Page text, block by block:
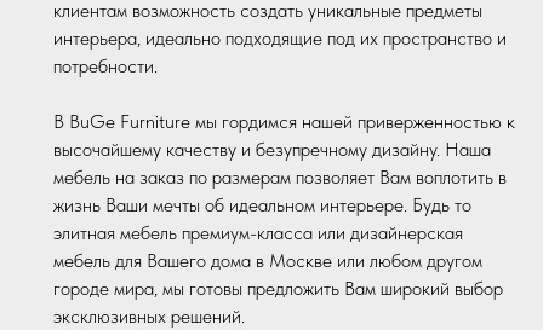
клиентам возможность создать уникальные предметы
интерьера, идеально подходящие под их пространство и
потребности.
В BuGe Furniture мы гордимся нашей приверженностью к
высочайшему качеству и безупречному дизайну. Наша
мебель на заказ по размерам позволяет Вам воплотить в
жизнь Ваши мечты об идеальном интерьере. Будь то
элитная мебель премиум-класса или дизайнерская
мебель для Вашего дома в Москве или любом другом
городе мира, мы готовы предложить Вам широкий выбор
эксклюзивных решений.